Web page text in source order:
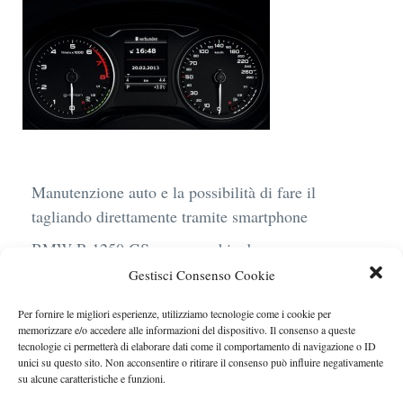
Gestisci Consenso Cookie
Per fornire le migliori esperienze, utilizziamo tecnologie come i cookie per
memorizzare e/o accedere alle informazioni del dispositivo. Il consenso a queste
tecnologie ci permetterà di elaborare dati come il comportamento di navigazione o ID
unici su questo sito. Non acconsentire o ritirare il consenso può influire negativamente
su alcune caratteristiche e funzioni.
Manutenzione auto e la possibilità di fare il
tagliando direttamente tramite smartphone
BMW R 1250 GS: cosa cambia davvero con uno
scarico aftermarket omologato
Audi Q4 e-Tron 40 Business elettrica: mobilità
sostenibile, stile, anche con noleggio a lungo
termine
Ufficiale l’arrivo degli stop lampeggianti